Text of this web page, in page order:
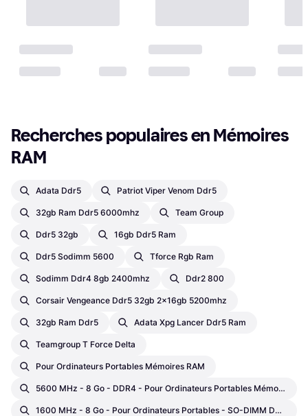
Recherches populaires en Mémoires
RAM
Adata Ddr5 Patriot Viper Venom Ddr5
32gb Ram Ddr5 6000mhz Team Group
Ddr5 32gb 16gb Ddr5 Ram
Ddr5 Sodimm 5600 Tforce Rgb Ram
Sodimm Ddr4 8gb 2400mhz Ddr2 800
Corsair Vengeance Ddr5 32gb 2x16gb 5200mhz
32gb Ram Ddr5 Adata Xpg Lancer Ddr5 Ram
Teamgroup T Force Delta
Pour Ordinateurs Portables Mémoires RAM
5600 MHz - 8 Go - DDR4 - Pour Ordinateurs Portables Mémoires RAM
1600 MHz - 8 Go - Pour Ordinateurs Portables - SO-DIMM DDR3L Mémoires RAM